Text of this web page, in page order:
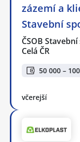
zázemí a
Stavební
ČSOB
Celá ČR
50 000 –
včerejší